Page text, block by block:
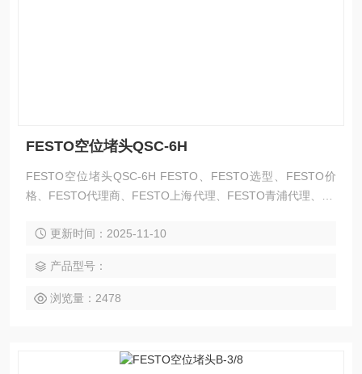
FESTO空位堵头QSC-6H
FESTO空位堵头QSC-6H FESTO、FESTO选型、FESTO价
格、FESTO代理商、FESTO上海代理、FESTO青浦代理、FE
O气缸、FESTO无杆气缸、FESTO导杆气缸、FESTO滑台、
缸、FESTO不锈钢气缸、FESTO轻型气缸、FESTO方形
更新时间：2025-11-10
产品型号：
浏览量：2478